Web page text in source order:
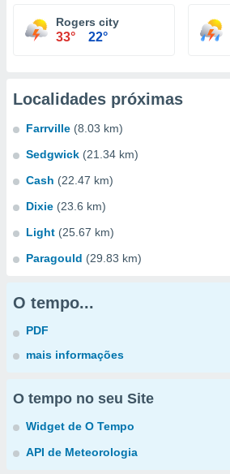
Rogers city
33° 22°
Localidades próximas
Farrville (8.03 km)
Sedgwick (21.34 km)
Cash (22.47 km)
Dixie (23.6 km)
Light (25.67 km)
Paragould (29.83 km)
O tempo...
PDF
mais informações
O tempo no seu Site
Widget de O Tempo
API de Meteorologia